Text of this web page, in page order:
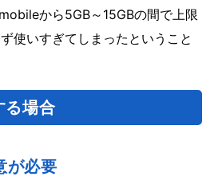
から5GB～15GBの間で上限
使いすぎてしまったということ
る場合
が必要